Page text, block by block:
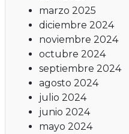
marzo 2025
diciembre 2024
noviembre 2024
octubre 2024
septiembre 2024
agosto 2024
julio 2024
junio 2024
mayo 2024